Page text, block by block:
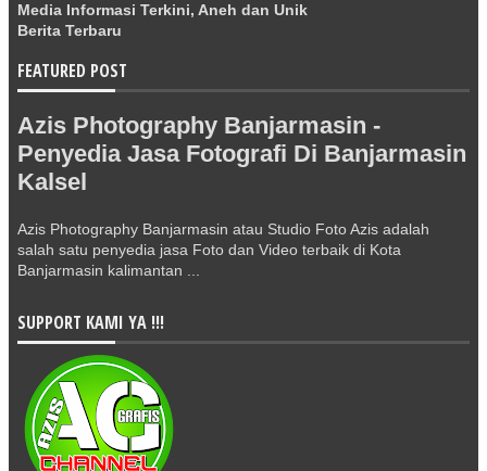
Media Informasi Terkini, Aneh dan Unik
Berita Terbaru
FEATURED POST
Azis Photography Banjarmasin -
Penyedia Jasa Fotografi Di Banjarmasin
Kalsel
Azis Photography Banjarmasin atau Studio Foto Azis adalah
salah satu penyedia jasa Foto dan Video terbaik di Kota
Banjarmasin kalimantan ...
SUPPORT KAMI YA !!!